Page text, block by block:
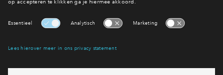
Hiermee blijf je op de hoogte van het belangrijkste nieuws en
Ja, ik wil mij aanmelden